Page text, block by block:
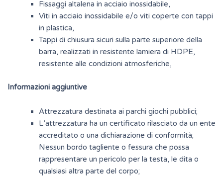
Fissaggi altalena in acciaio inossidabile,
Viti in acciaio inossidabile e/o viti coperte con tappi
in plastica,
Tappi di chiusura sicuri sulla parte superiore della
barra, realizzati in resistente lamiera di HDPE,
resistente alle condizioni atmosferiche,
Informazioni aggiuntive
Attrezzatura destinata ai parchi giochi pubblici;
L’attrezzatura ha un certificato rilasciato da un ente
accreditato o una dichiarazione di conformità;
Nessun bordo tagliente o fessura che possa
rappresentare un pericolo per la testa, le dita o
qualsiasi altra parte del corpo;